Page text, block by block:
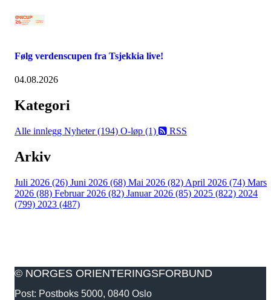
Følg verdenscupen fra Tsjekkia live!
04.08.2026
Kategori
Alle innlegg Nyheter (194) O-løp (1) RSS
Arkiv
Juli 2026 (26) Juni 2026 (68) Mai 2026 (82) April 2026 (74) Mars
2026 (88) Februar 2026 (82) Januar 2026 (85) 2025 (822) 2024
(799) 2023 (487)
© NORGES ORIENTERINGSFORBUND
Post: Postboks 5000, 0840 Oslo